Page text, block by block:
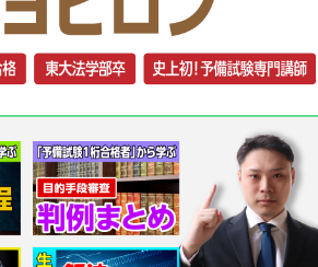
でしょうか。
会社の意思形成として極めて重要な
会を保障し、合理的な議決権行使を
を設けています。
、株主提案権、議事(議長の権限・取